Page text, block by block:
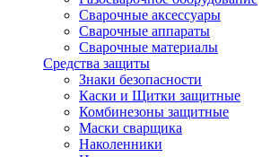
Сварочные аксессуары
Сварочные аппараты
Сварочные материалы
Средства защиты
Знаки безопасности
Каски и Щитки защитные
Комбинезоны защитные
Маски сварщика
Наколенники